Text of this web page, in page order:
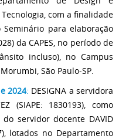
com a finalidade
para elaboração
da CAPES, no período de
incluso), no Campus
São Paulo-SP.
2024: DESIGNA a servidora
(SIAPE: 1830193), como
servidor docente DAVID
lotados no Departamento